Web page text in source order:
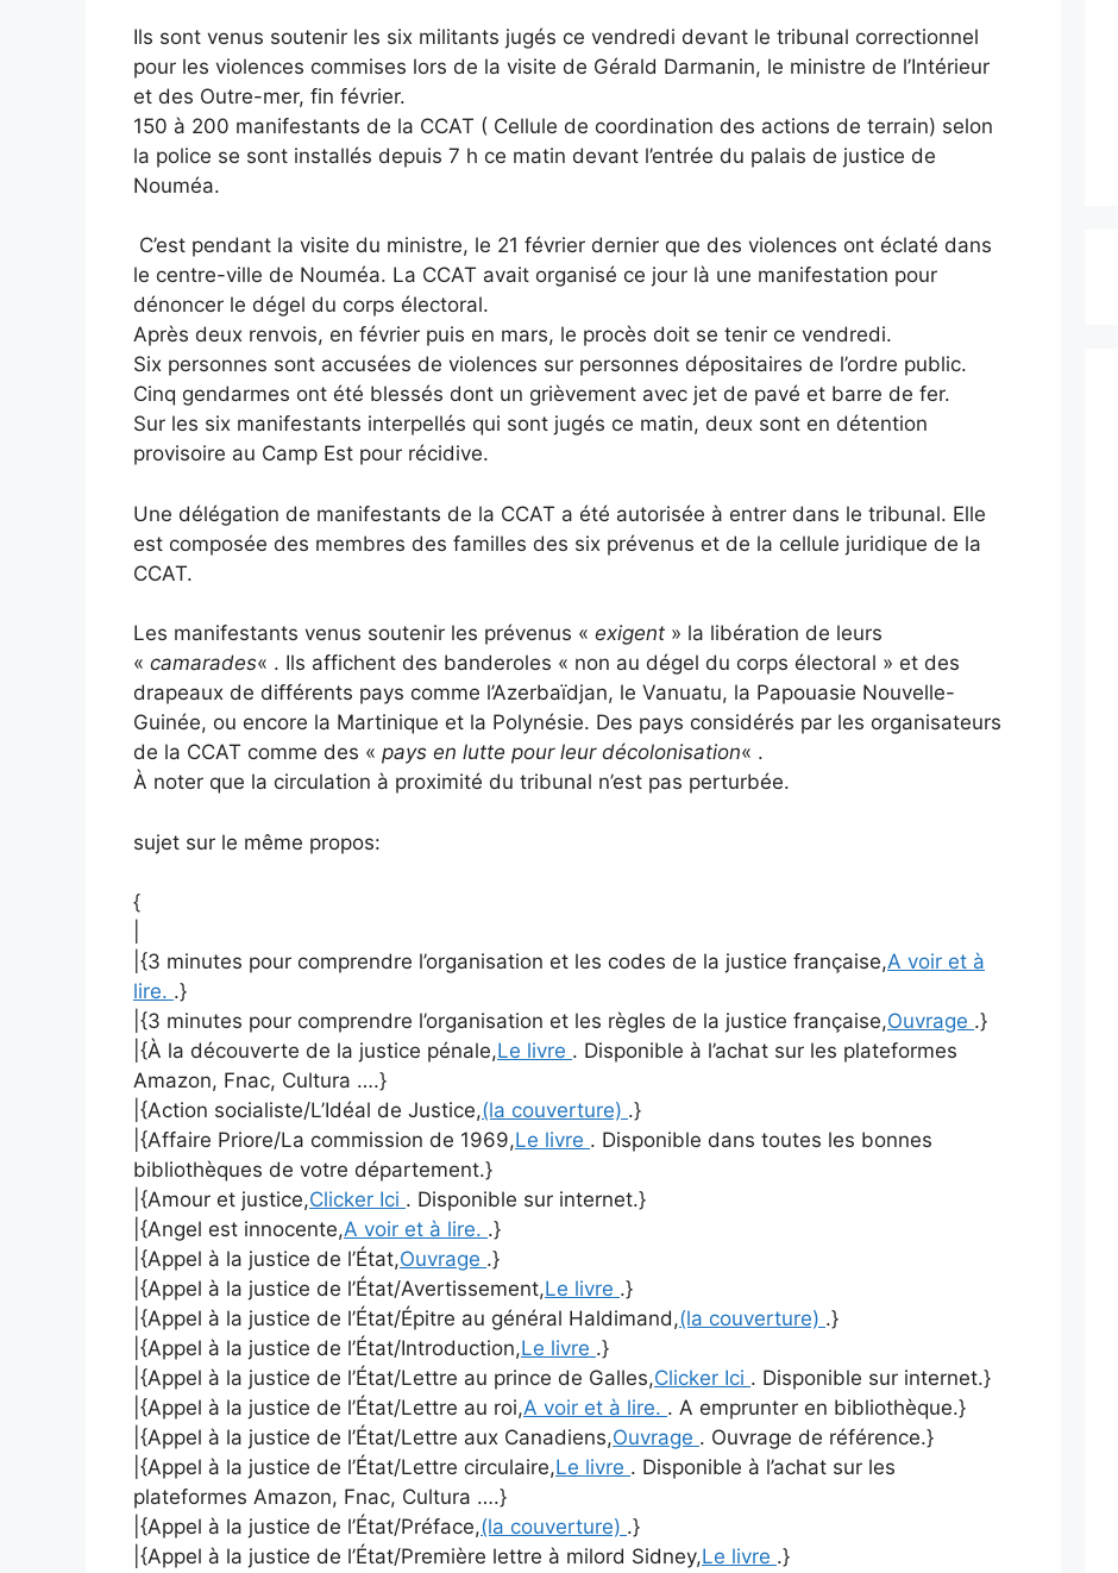
Ils sont venus soutenir les six militants jugés ce vendredi devant le tribunal correctionnel
pour les violences commises lors de la visite de Gérald Darmanin, le ministre de l’Intérieur
et des Outre-mer, fin février.
150 à 200 manifestants de la CCAT ( Cellule de coordination des actions de terrain) selon
la police se sont installés depuis 7 h ce matin devant l’entrée du palais de justice de
Nouméa.
C’est pendant la visite du ministre, le 21 février dernier que des violences ont éclaté dans
le centre-ville de Nouméa. La CCAT avait organisé ce jour là une manifestation pour
dénoncer le dégel du corps électoral.
Après deux renvois, en février puis en mars, le procès doit se tenir ce vendredi.
Six personnes sont accusées de violences sur personnes dépositaires de l’ordre public.
Cinq gendarmes ont été blessés dont un grièvement avec jet de pavé et barre de fer.
Sur les six manifestants interpellés qui sont jugés ce matin, deux sont en détention
provisoire au Camp Est pour récidive.
Une délégation de manifestants de la CCAT a été autorisée à entrer dans le tribunal. Elle
est composée des membres des familles des six prévenus et de la cellule juridique de la
CCAT.
Les manifestants venus soutenir les prévenus « exigent » la libération de leurs
« camarades« . Ils affichent des banderoles « non au dégel du corps électoral » et des
drapeaux de différents pays comme l’Azerbaïdjan, le Vanuatu, la Papouasie Nouvelle-
Guinée, ou encore la Martinique et la Polynésie. Des pays considérés par les organisateurs
de la CCAT comme des « pays en lutte pour leur décolonisation« .
À noter que la circulation à proximité du tribunal n’est pas perturbée.
sujet sur le même propos:
{
|{3 minutes pour comprendre l’organisation et les codes de la justice française,A voir et à
lire. .}
|{3 minutes pour comprendre l’organisation et les règles de la justice française,Ouvrage .}
|{À la découverte de la justice pénale,Le livre . Disponible à l’achat sur les plateformes
Amazon, Fnac, Cultura ….}
|{Action socialiste/L’Idéal de Justice,(la couverture) .}
|{Affaire Priore/La commission de 1969,Le livre . Disponible dans toutes les bonnes
bibliothèques de votre département.}
|{Amour et justice,Clicker Ici . Disponible sur internet.}
|{Angel est innocente,A voir et à lire. .}
|{Appel à la justice de l’État,Ouvrage .}
|{Appel à la justice de l’État/Avertissement,Le livre .}
|{Appel à la justice de l’État/Épitre au général Haldimand,(la couverture) .}
|{Appel à la justice de l’État/Introduction,Le livre .}
|{Appel à la justice de l’État/Lettre au prince de Galles,Clicker Ici . Disponible sur internet.}
|{Appel à la justice de l’État/Lettre au roi,A voir et à lire. . A emprunter en bibliothèque.}
|{Appel à la justice de l’État/Lettre aux Canadiens,Ouvrage . Ouvrage de référence.}
|{Appel à la justice de l’État/Lettre circulaire,Le livre . Disponible à l’achat sur les
plateformes Amazon, Fnac, Cultura ….}
|{Appel à la justice de l’État/Préface,(la couverture) .}
|{Appel à la justice de l’État/Première lettre à milord Sidney,Le livre .}